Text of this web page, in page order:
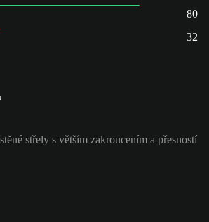
80
32
střely s větším zakroucením a přesností